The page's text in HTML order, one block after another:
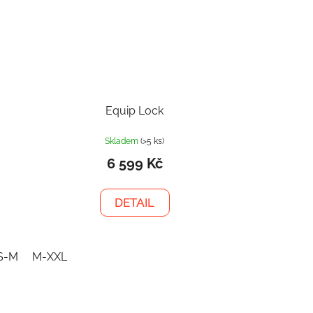
Equip Lock
Skladem(>5 ks)
6 599 Kč
DETAIL
M M-XXL